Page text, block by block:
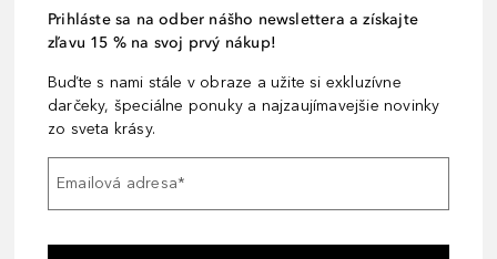
Prihláste sa na odber nášho newslettera a získajte
zľavu 15 % na svoj prvý nákup!
Buďte s nami stále v obraze a užite si exkluzívne
darčeky, špeciálne ponuky a najzaujímavejšie novinky
zo sveta krásy.
Emailová adresa*